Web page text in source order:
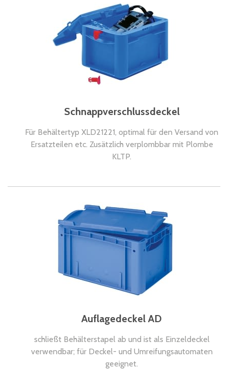
Schnappverschlussdeckel
Für Behältertyp XLD21221, optimal für den Versand von
Ersatzteilen etc. Zusätzlich verplombbar mit Plombe
KLTP.
Auflagedeckel AD
schließt Behälterstapel ab und ist als Einzeldeckel
verwendbar; für Deckel- und Umreifungsautomaten
geeignet.